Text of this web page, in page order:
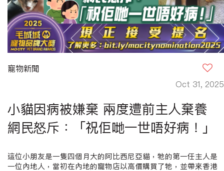
寵物新聞
Oct 31, 2025
小貓因病被嫌棄 兩度遭前主人棄養
網民怒斥：「祝佢哋一世唔好病！」
這位小朋友是一隻四個月大的阿比西尼亞貓，牠的第一任主人是
一位內地人，當初在內地的寵物店以高價購買了牠，並帶來香港